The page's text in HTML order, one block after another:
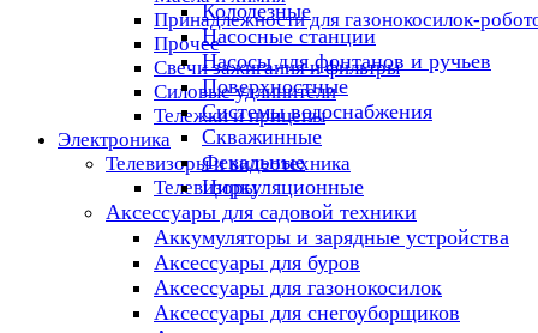
Принадлежности для газонокосилок-
Прочее
Свечи зажигания и фильтры
Силовые удлинители
Тележки и прицепы
Электроника
Телевизоры и видеотехника
Телевизоры
Колодезные
Насосные станции
Насосы для фонтанов и ручьев
Поверхностные
Системы водоснабжения
Скважинные
Фекальные
Циркуляционные
Аксессуары для садовой техники
Аккумуляторы и зарядные устройства
Аксессуары для буров
Аксессуары для газонокосилок
Аксессуары для снегоуборщиков